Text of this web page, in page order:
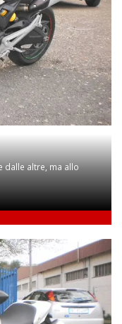
dalle altre, ma allo